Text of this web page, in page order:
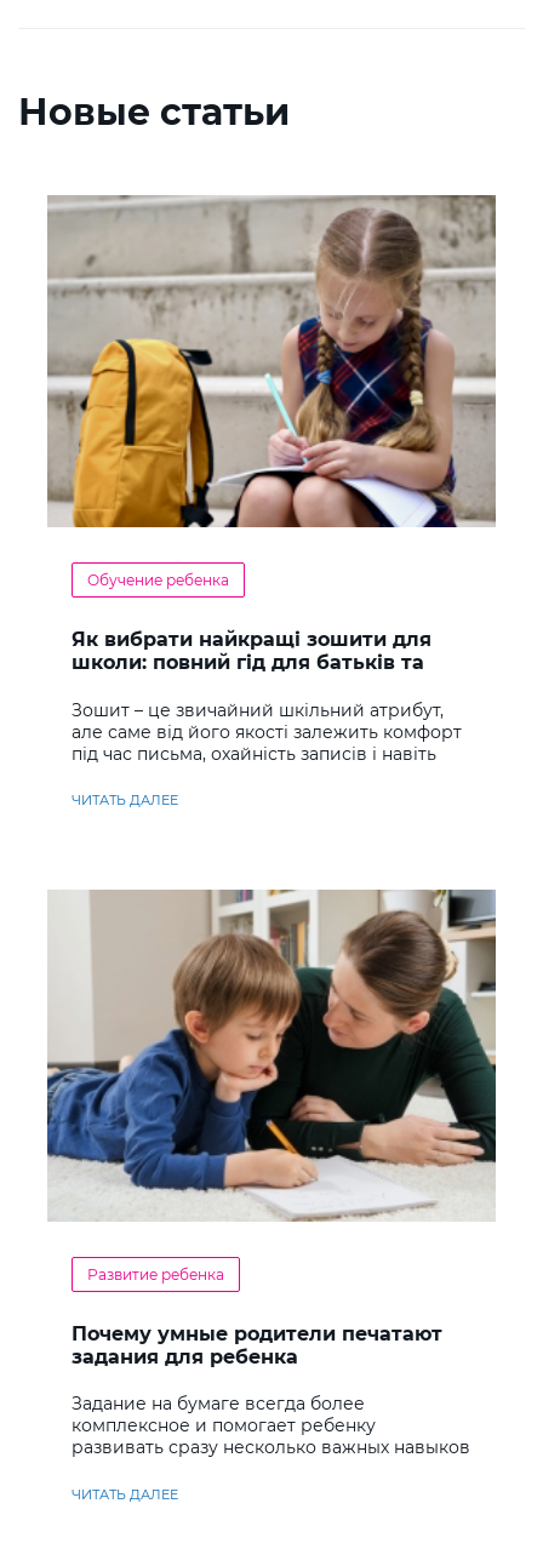
Новые статьи
Обучение ребенка
Як вибрати найкращі зошити для
школи: повний гід для батьків та
Зошит – це звичайний шкільний атрибут,
але саме від його якості залежить комфорт
під час письма, охайність записів і навіть
ЧИТАТЬ ДАЛЕЕ
Развитие ребенка
Почему умные родители печатают
задания для ребенка
Задание на бумаге всегда более
комплексное и помогает ребенку
развивать сразу несколько важных навыков
ЧИТАТЬ ДАЛЕЕ